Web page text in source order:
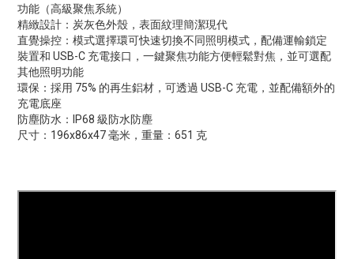
功能（高級聚焦系統）
精緻設計：炭灰色外殼，表面紋理簡潔現代
直覺操控：模式選擇環可快速切換不同照明模式，配備運輸鎖定
裝置和 USB-C 充電接口，一鍵聚焦功能方便輕鬆對焦，並可選配
其他照明功能
環保：採用 75% 的再生鋁材，可透過 USB-C 充電，並配備額外的
充電底座
防塵防水：IP68 級防水防塵
尺寸：196x86x47 毫米，重量：651 克